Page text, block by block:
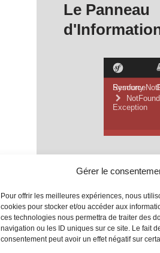
Gérer le
Pour offrir les meilleures expériences, nous
cookies pour stocker et/ou accéder aux
ces technologies nous permettra de traiter des
navigation ou les ID uniques sur ce site. Le fait
consentement peut avoir un effet négatif sur
Le Panneau
Mentions Légales